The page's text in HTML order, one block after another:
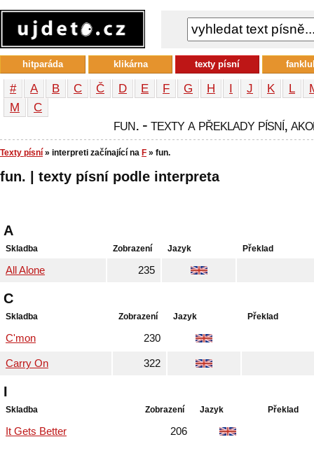
# A B C Č D E F G H I J K L
М
С
fun. - texty a překlady písní,
Texty písní » interpreti začínající na F » fun.
fun. | texty písní podle interpreta
A
Skladba Zobrazení Jazyk Překlad
All Alone 235
C
Skladba Zobrazení Jazyk Překlad
C'mon 230
Carry On 322
I
Skladba Zobrazení Jazyk Překlad
It Gets Better 206
hitparáda klikárna texty písní